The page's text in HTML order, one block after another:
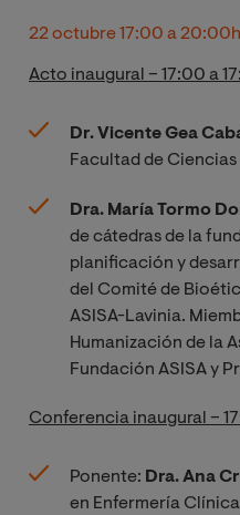
22 octubre 17:00 a
Acto inaugural – 17:00 a
Dr. Vicente Gea
Facultad de
Dra. María Tormo
de cátedras de la
planificación y
del Comité de
ASISA-Lavinia.
Humanización de la
Fundación ASISA y
Conferencia inaugural –
Ponente: Dra. Ana
en Enfermería